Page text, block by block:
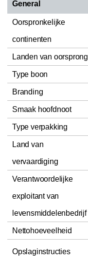
General
Oorspronkelijke
continenten
Landen van oorsprong
Type boon
Branding
Smaak hoofdnoot
Type verpakking
Land van
vervaardiging
Verantwoordelijke
exploitant van
levensmiddelenbedrijf
Nettohoeveelheid
Opslaginstructies